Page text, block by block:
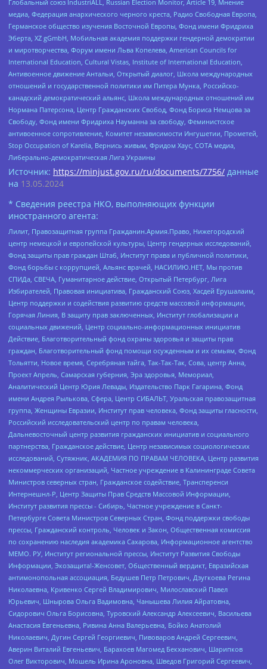
Глобальный союз IndustriALL, Russian Election Monitor, Article 19, Мнение
медиа, Федерация анархического черного креста, Радио Свободная Европа,
Германское общество изучения Восточной Европы, Фонд имени Фридриха
Эберта, XZ gGmbH, Мобильная академия поддержки гендерной демократии
и миротворчества, Форум имени Льва Копелева, American Councils for
International Education, Cultural Vistas, Institute of International Education,
Антивоенное движение Антальи, Открытый диалог, Школа международных
отношений и государственной политики им Питера Мунка, Российско-
канадский демократический альянс, Школа международных отношений им
Нормана Патерсона, Центр Гражданских Свобод, Фонд Бориса Немцова за
Свободу, Фонд имени Фридриха Науманна за свободу, Феминистское
антивоенное сопротивление, Комитет независимости Ингушетии, Прометей,
Stop Occupation of Karelia, Вернись живым, Фридом Хаус, СОТА медиа,
Либерально-демократическая Лига Украины
Источник: https://minjust.gov.ru/ru/documents/7756/ данные
на 13.05.2024
* Сведения реестра НКО, выполняющих функции
иностранного агента:
Лилит, Правозащитная группа Гражданин.Армия.Право, Нижегородский
центр немецкой и европейской культуры, Центр гендерных исследований,
Фонд защиты прав граждан Штаб, Институт права и публичной политики,
Фонд борьбы с коррупцией, Альянс врачей, НАСИЛИЮ.НЕТ, Мы против
СПИДа, СВЕЧА, Гуманитарное действие, Открытый Петербург, Лига
Избирателей, Правовая инициатива, Гражданский Союз, Хасдей Ерушалаим,
Центр поддержки и содействия развитию средств массовой информации,
Горячая Линия, В защиту прав заключенных, Институт глобализации и
социальных движений, Центр социально-информационных инициатив
Действие, Благотворительный фонд охраны здоровья и защиты прав
граждан, Благотворительный фонд помощи осужденным и их семьям, Фонд
Тольятти, Новое время, Серебряная тайга, Так-Так-Так, Сова, центр Анна,
Проект Апрель, Самарская губерния, Эра здоровья, Мемориал,
Аналитический Центр Юрия Левады, Издательство Парк Гагарина, Фонд
имени Андрея Рылькова, Сфера, Центр СИБАЛЬТ, Уральская правозащитная
группа, Женщины Евразии, Институт прав человека, Фонд защиты гласности,
Российский исследовательский центр по правам человека,
Дальневосточный центр развития гражданских инициатив и социального
партнерства, Гражданское действие, Центр независимых социологических
исследований, Сутяжник, АКАДЕМИЯ ПО ПРАВАМ ЧЕЛОВЕКА, Центр развития
некоммерческих организаций, Частное учреждение в Калининграде Совета
Министров северных стран, Гражданское содействие, Трансперенси
Интернешнл-Р, Центр Защиты Прав Средств Массовой Информации,
Институт развития прессы - Сибирь, Частное учреждение в Санкт-
Петербурге Совета Министров Северных Стран, Фонд поддержки свободы
прессы, Гражданский контроль, Человек и Закон, Общественная комиссия
по сохранению наследия академика Сахарова, Информационное агентство
МЕМО. РУ, Институт региональной прессы, Институт Развития Свободы
Информации, Экозащита!-Женсовет, Общественный вердикт, Евразийская
антимонопольная ассоциация, Бедушев Петр Петрович, Дзугкоева Регина
Николаевна, Кривенко Сергей Владимирович, Милославский Павел
Юрьевич, Шнырова Ольга Вадимовна, Чанышева Лилия Айратовна,
Сидорович Ольга Борисовна, Туровский Александр Алексеевич, Васильева
Анастасия Евгеньевна, Ривина Анна Валерьевна, Бойко Анатолий
Николаевич, Дугин Сергей Георгиевич, Пивоваров Андрей Сергеевич,
Аверин Виталий Евгеньевич, Барахоев Магомед Бекханович, Шарипков
Олег Викторович, Мошель Ирина Ароновна, Шведов Григорий Сергеевич,